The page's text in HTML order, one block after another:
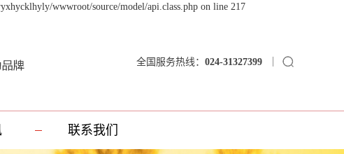
wwwroot/source/model/api.class.php on line 217
全国服务热线： 024-31327399
联系我们